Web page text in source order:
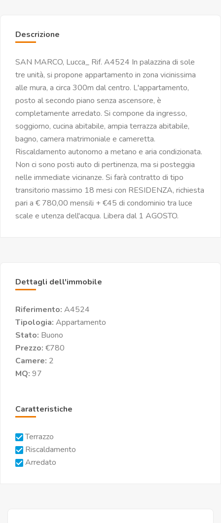
Descrizione
SAN MARCO, Lucca_ Rif. A4524 In palazzina di sole
tre unità, si propone appartamento in zona vicinissima
alle mura, a circa 300m dal centro. L'appartamento,
posto al secondo piano senza ascensore, è
completamente arredato. Si compone da ingresso,
soggiorno, cucina abitabile, ampia terrazza abitabile,
bagno, camera matrimoniale e cameretta.
Riscaldamento autonomo a metano e aria condizionata.
Non ci sono posti auto di pertinenza, ma si posteggia
nelle immediate vicinanze. Si farà contratto di tipo
transitorio massimo 18 mesi con RESIDENZA, richiesta
pari a € 780,00 mensili + €45 di condominio tra luce
scale e utenza dell'acqua. Libera dal 1 AGOSTO.
Dettagli dell'immobile
Riferimento: A4524
Tipologia: Appartamento
Stato: Buono
Prezzo: €780
Camere: 2
MQ: 97
Caratteristiche
Terrazzo
Riscaldamento
Arredato